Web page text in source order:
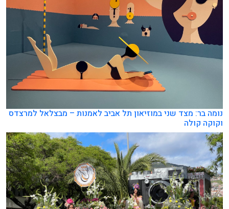
נומה בר: מצד שני במוזיאון תל אביב לאמנות – מבצלאל למרצדס
וקוקה קולה